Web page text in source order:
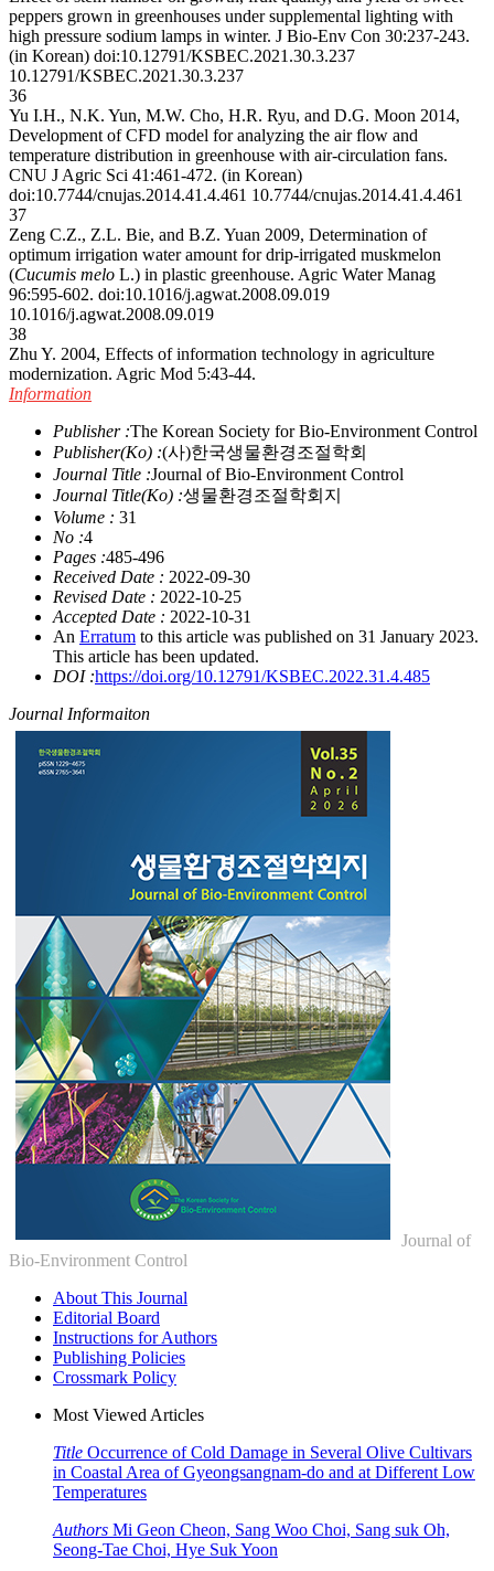
peppers grown in greenhouses under supplemental lighting with
high pressure sodium lamps in winter. J Bio-Env Con 30:237-243.
(in Korean) doi:10.12791/KSBEC.2021.30.3.237
10.12791/KSBEC.2021.30.3.237
36
Yu I.H., N.K. Yun, M.W. Cho, H.R. Ryu, and D.G. Moon 2014,
Development of CFD model for analyzing the air flow and
temperature distribution in greenhouse with air-circulation fans.
CNU J Agric Sci 41:461-472. (in Korean)
doi:10.7744/cnujas.2014.41.4.461 10.7744/cnujas.2014.41.4.461
37
Zeng C.Z., Z.L. Bie, and B.Z. Yuan 2009, Determination of
optimum irrigation water amount for drip-irrigated muskmelon
(Cucumis melo L.) in plastic greenhouse. Agric Water Manag
96:595-602. doi:10.1016/j.agwat.2008.09.019
10.1016/j.agwat.2008.09.019
38
Zhu Y. 2004, Effects of information technology in agriculture
modernization. Agric Mod 5:43-44.
Information
Publisher :The Korean Society for Bio-Environment Control
Publisher(Ko) :(사)한국생물환경조절학회
Journal Title :Journal of Bio-Environment Control
Journal Title(Ko) :생물환경조절학회지
Volume : 31
No :4
Pages :485-496
Received Date : 2022-09-30
Revised Date : 2022-10-25
Accepted Date : 2022-10-31
An Erratum to this article was published on 31 January 2023.
This article has been updated.
DOI :https://doi.org/10.12791/KSBEC.2022.31.4.485
Journal Informaiton
Journal of
Bio-Environment Control
About This Journal
Editorial Board
Instructions for Authors
Publishing Policies
Crossmark Policy
Most Viewed Articles
Title Occurrence of Cold Damage in Several Olive Cultivars
in Coastal Area of Gyeongsangnam-do and at Different Low
Temperatures
Authors Mi Geon Cheon, Sang Woo Choi, Sang suk Oh,
Seong-Tae Choi, Hye Suk Yoon